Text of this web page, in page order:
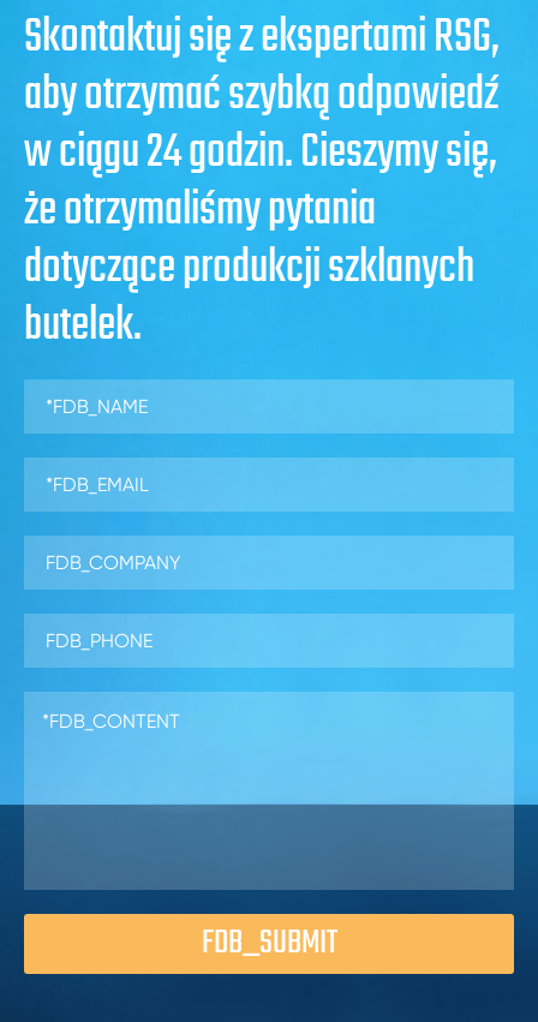
Skontaktuj się z ekspertami RSG,
aby otrzymać szybką odpowiedź
w ciągu 24 godzin. Cieszymy się,
że otrzymaliśmy pytania
dotyczące produkcji szklanych
butelek.
FDB_SUBMIT